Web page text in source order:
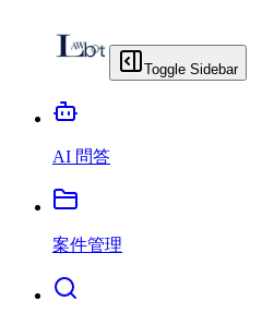
Toggle Sidebar
AI 問答
案件管理